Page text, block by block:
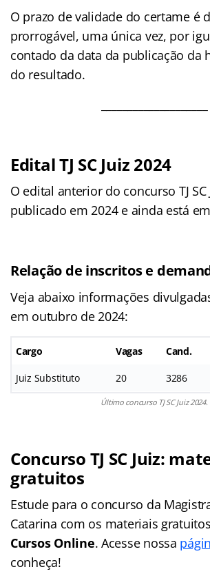
O prazo de validade do certame é
prorrogável, uma única vez, por
contado da data da publicação da
do resultado.
Edital TJ SC Juiz 2024
O edital anterior do concurso TJ SC
publicado em 2024 e ainda está
Relação de inscritos e
Veja abaixo informações
em outubro de 2024:
Cargo Vagas Cand.
Juiz Substituto 20 3286
Último concurso TJ SC Juiz 2024.
Concurso TJ SC Juiz:
gratuitos
Estude para o concurso da
Catarina com os materiais
Cursos Online. Acesse nossa
conheça!